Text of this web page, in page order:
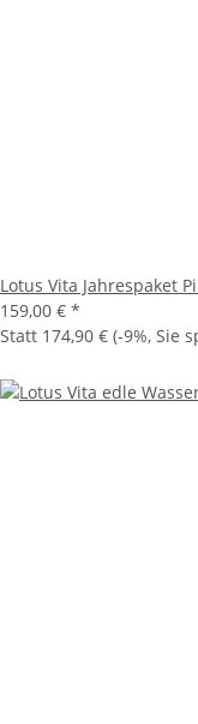
Lotus Vita Jahrespaket
159,00 € *
Statt 174,90 € (-9%, Sie